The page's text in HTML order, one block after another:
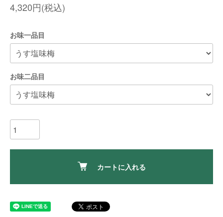
4,320円(税込)
お味一品目
お味二品目
カートに入れる